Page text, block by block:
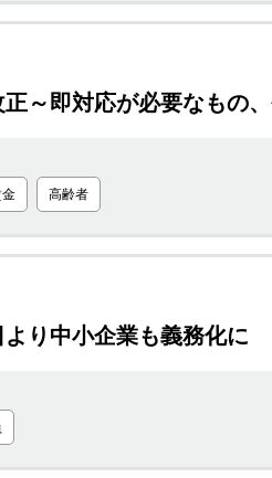
～即対応が必要なもの
金 高齢者
り中小企業も義務化に